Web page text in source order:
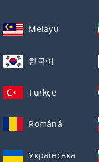
Melayu
한국어
Türkçe
Română
Українська